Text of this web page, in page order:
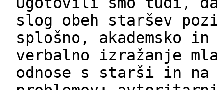
slog obeh staršev
splošno, akademsko in
verbalno izražanje
odnose s starši in na